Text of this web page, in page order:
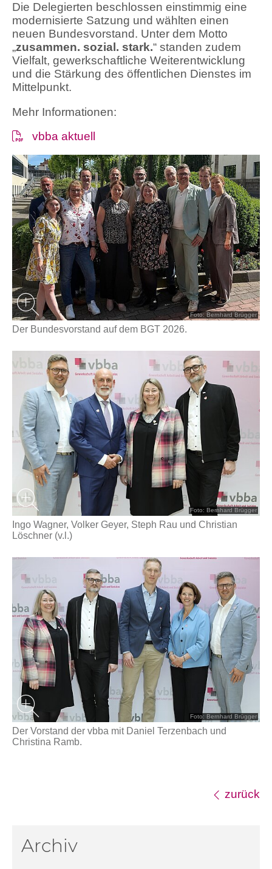
Die Delegierten beschlossen einstimmig eine
modernisierte Satzung und wählten einen
neuen Bundesvorstand. Unter dem Motto
„zusammen. sozial. stark.“ standen zudem
Vielfalt, gewerkschaftliche Weiterentwicklung
und die Stärkung des öffentlichen Dienstes im
Mittelpunkt.
Mehr Informationen:
vbba aktuell
Foto: Bernhard Brügger
Der Bundesvorstand auf dem BGT 2026.
Foto: Bernhard Brügger
Ingo Wagner, Volker Geyer, Steph Rau und Christian
Löschner (v.l.)
Foto: Bernhard Brügger
Der Vorstand der vbba mit Daniel Terzenbach und
Christina Ramb.
zurück
Archiv